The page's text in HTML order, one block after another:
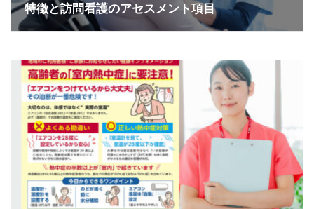
特徴と訪問看護のアセスメント項目